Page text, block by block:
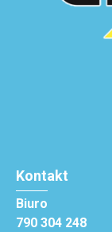
Kontakt
Biuro
790 304 248